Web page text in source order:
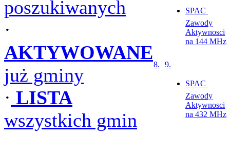
poszukiwanych
·
AKTYWOWANE
już gminy
· LISTA
wszystkich gmin
SPAC 
Zawody
Aktywnosci
na 144 MHz
8. 9.
SPAC 
Zawody
Aktywnosci
na 432 MHz